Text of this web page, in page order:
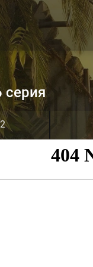
серия